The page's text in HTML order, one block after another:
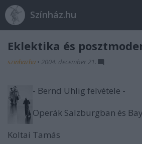
Színház.hu
Eklektika és
szinhazhu • 2004. december 21.
- Bernd Uhlig felvétele -
Operák Salzburgban és
Koltai Tamás